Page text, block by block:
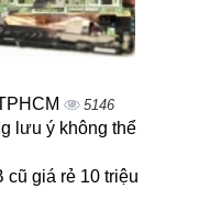
5146
lưu ý không thể
cũ giá rẻ 10 triệu